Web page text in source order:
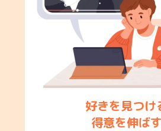
好きを見つけ
得意を伸ばす